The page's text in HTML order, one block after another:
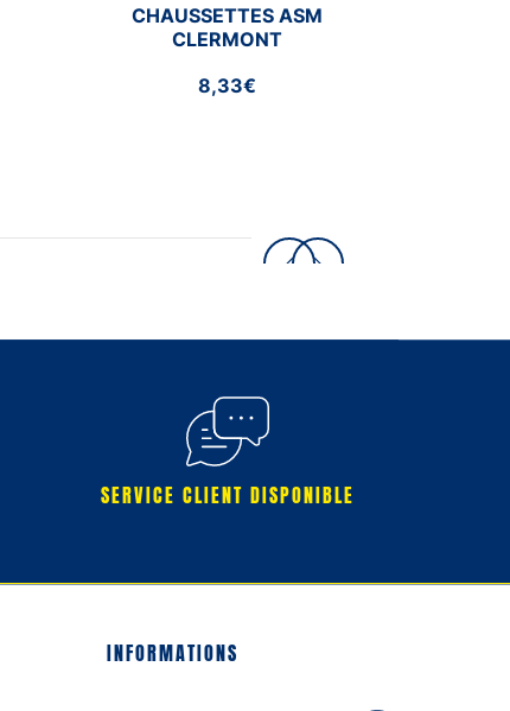
CHAUSSETTES ASM
CLERMONT
8,33€
SERVICE CLIENT DISPONIBLE
INFORMATIONS